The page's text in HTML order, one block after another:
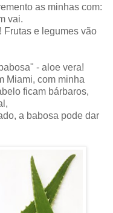
as minhas com:
vai.
Frutas e legumes vão
- aloe vera!
Miami, com minha
ficam bárbaros,
a babosa pode dar